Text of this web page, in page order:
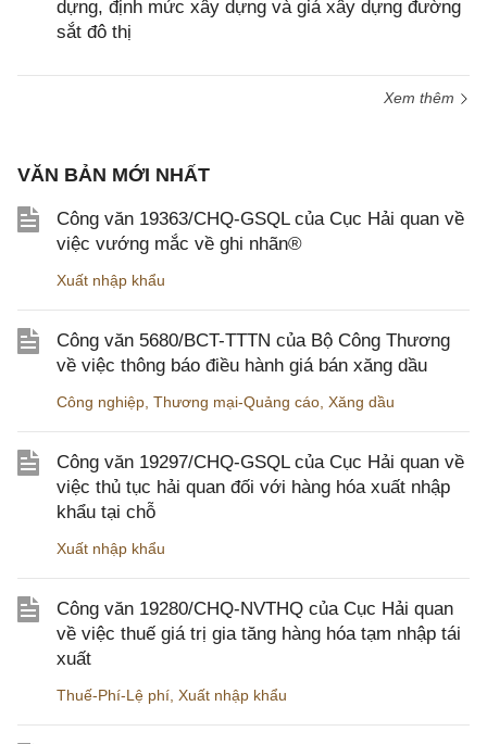
dựng, định mức xây dựng và giá xây dựng đường
sắt đô thị
Xem thêm
VĂN BẢN MỚI NHẤT
Công văn 19363/CHQ-GSQL của Cục Hải quan về
việc vướng mắc về ghi nhãn®
Xuất nhập khẩu
Công văn 5680/BCT-TTTN của Bộ Công Thương
về việc thông báo điều hành giá bán xăng dầu
Công nghiệp Thương mại-Quảng cáo Xăng dầu
Công văn 19297/CHQ-GSQL của Cục Hải quan về
việc thủ tục hải quan đối với hàng hóa xuất nhập
khẩu tại chỗ
Xuất nhập khẩu
Công văn 19280/CHQ-NVTHQ của Cục Hải quan
về việc thuế giá trị gia tăng hàng hóa tạm nhập tái
xuất
Thuế-Phí-Lệ phí Xuất nhập khẩu